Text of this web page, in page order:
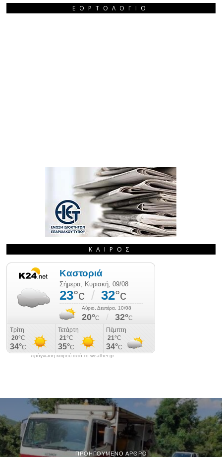
ΕΟΡΤΟΛΌΓΙΟ
ΚΑΙΡΌΣ
πρόγνωση καιρού από το weather.gr
ΠΡΟΗΓΟΎΜΕΝΟ ΆΡΘΡΟ